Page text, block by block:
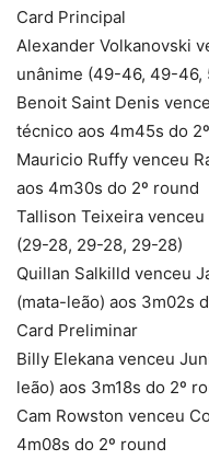
Card Principal
Alexander Volkanovski
unânime (49-46, 49-46,
Benoit Saint Denis
técnico aos 4m45s do
Mauricio Ruffy venceu
aos 4m30s do 2º round
Tallison Teixeira
(29-28, 29-28, 29-28)
Quillan Salkilld venceu
(mata-leão) aos 3m02s
Card Preliminar
Billy Elekana venceu
leão) aos 3m18s do 2º
Cam Rowston venceu
4m08s do 2º round